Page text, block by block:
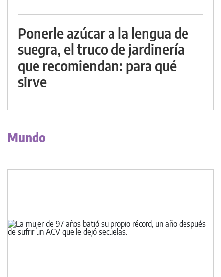
Ponerle azúcar a la lengua de
suegra, el truco de jardinería
que recomiendan: para qué
sirve
Mundo